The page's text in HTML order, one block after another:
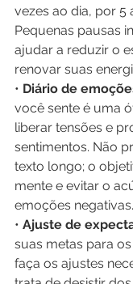
vezes ao dia, por 5
Pequenas pausas
ajudar a reduzir o
renovar suas
• Diário de
você sente é uma
liberar tensões e
sentimentos. Não
texto longo; o
mente e evitar o
emoções negativas.
• Ajuste de
suas metas para
faça os ajustes